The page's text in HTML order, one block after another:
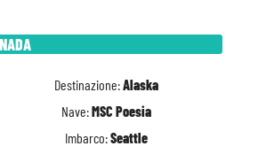
Destinazione:Alaska
Nave:MSC Poesia
Imbarco:Seattle